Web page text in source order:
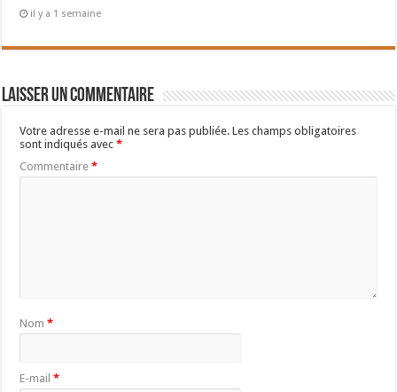
il y a 1 semaine
Laisser un commentaire
Votre adresse e-mail ne sera pas publiée. Les champs obligatoires
sont indiqués avec*
Commentaire*
Nom*
E-mail*